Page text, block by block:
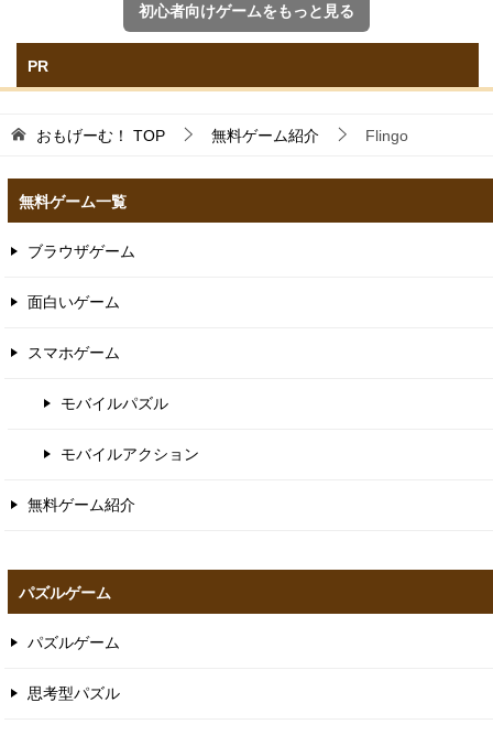
初心者向けゲームをもっと見る
PR
おもげーむ！ TOP 無料ゲーム紹介 Flingo
無料ゲーム一覧
ブラウザゲーム
面白いゲーム
スマホゲーム
モバイルパズル
モバイルアクション
無料ゲーム紹介
パズルゲーム
パズルゲーム
思考型パズル